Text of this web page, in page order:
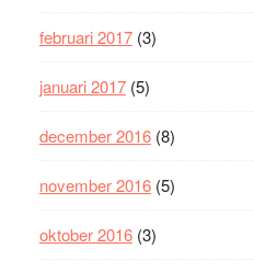
februari 2017(3)
januari 2017(5)
december 2016(8)
november 2016(5)
oktober 2016(3)